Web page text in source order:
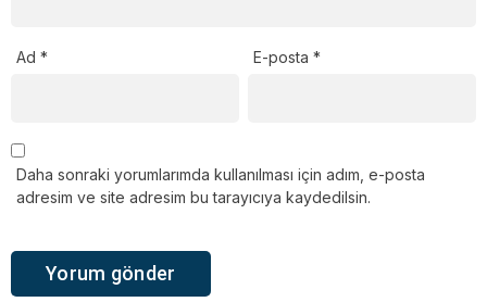
Ad * E-posta*
Daha sonraki yorumlarımda kullanılması için adım, e-posta
adresim ve site adresim bu tarayıcıya kaydedilsin.